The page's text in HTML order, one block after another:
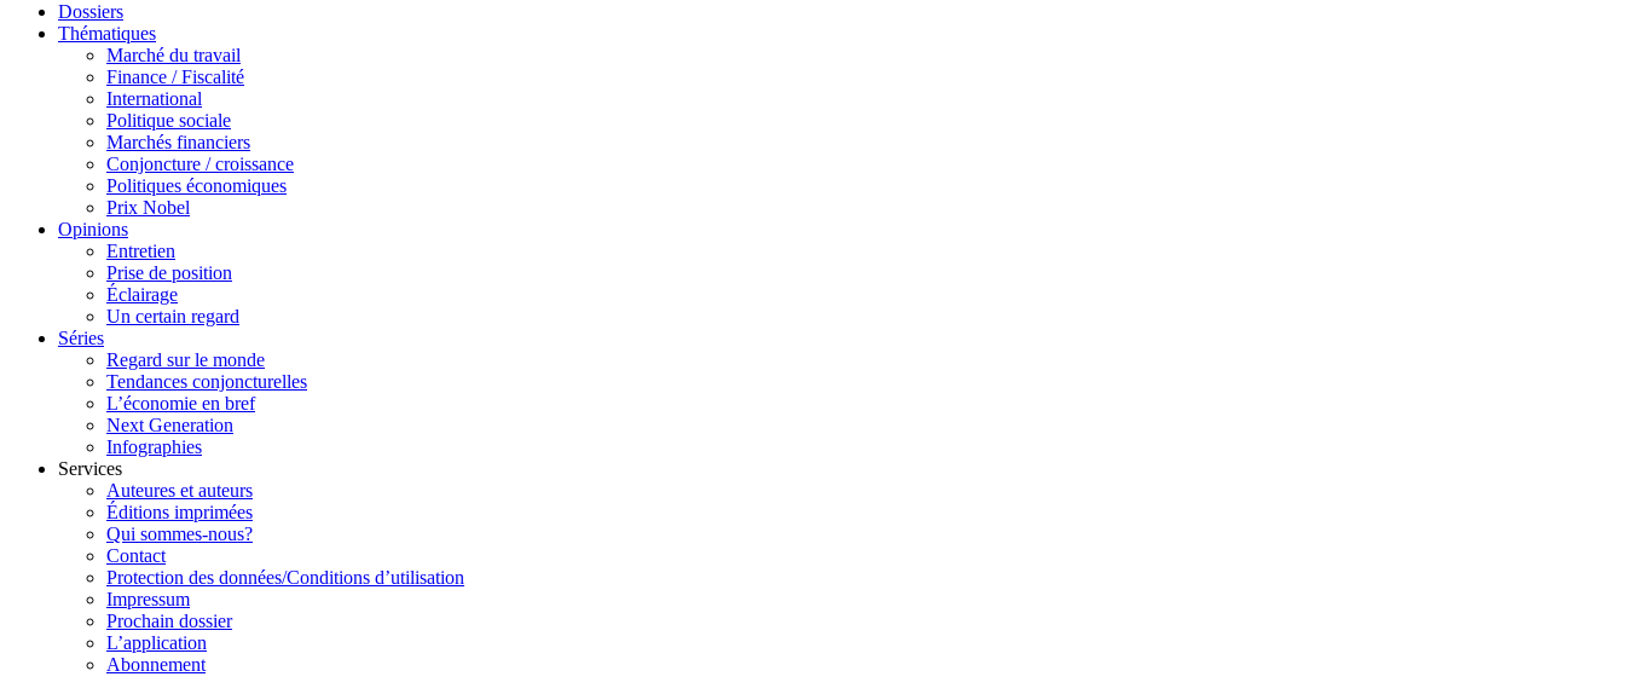
Dossiers
Thématiques
Marché du travail
Finance / Fiscalité
International
Politique sociale
Marchés financiers
Conjoncture / croissance
Politiques économiques
Prix Nobel
Opinions
Entretien
Prise de position
Éclairage
Un certain regard
Séries
Regard sur le monde
Tendances conjoncturelles
L’économie en bref
Next Generation
Infographies
Services
Auteures et auteurs
Éditions imprimées
Qui sommes-nous?
Contact
Protection des données/Conditions d’utilisation
Impressum
Prochain dossier
L’application
Abonnement